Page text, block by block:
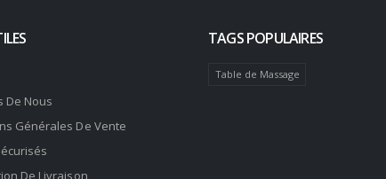
De Nous
Générales De Vente
TAGS POPULAIRES
Table de Massage